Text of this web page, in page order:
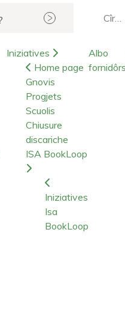
Cerca
Iniziatives
Home page
Gnovis
Progjets
Scuolis
Chiusure
discariche
ISA BookLoop
Iniziatives
Isa
BookLoop
Albo
fornidôrs